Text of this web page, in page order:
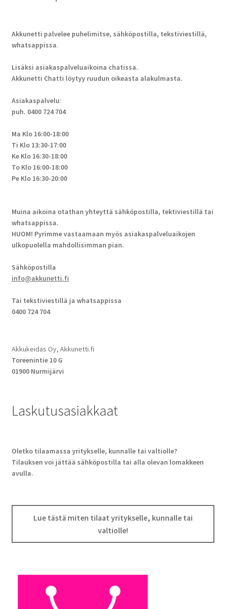
Akkunetti palvelee puhelimitse, sähköpostilla, tekstiviestillä,
whatsappissa.
Lisäksi asiakaspalveluaikoina chatissa.
Akkunetti Chatti löytyy ruudun oikeasta alakulmasta.
Asiakaspalvelu:
puh. 0400 724 704
Ma Klo 16:00-18:00
Ti Klo 13:30-17:00
Ke Klo 16:30-18:00
To Klo 16:00-18:00
Pe Klo 16:30-20:00
Muina aikoina otathan yhteyttä sähköpostilla, tektiviestillä tai
whatsappissa.
HUOM! Pyrimme vastaamaan myös asiakaspalveluaikojen
ulkopuolella mahdollisimman pian.
Sähköpostilla
info@akkunetti.fi
Tai tekstiviestillä ja whatsappissa
0400 724 704
Akkukeidas Oy, Akkunetti.fi
Toreenintie 10 G
01900 Nurmijärvi
Laskutusasiakkaat
Oletko tilaamassa yritykselle, kunnalle tai valtiolle?
Tilauksen voi jättää sähköpostilla tai alla olevan lomakkeen
avulla.
Lue tästä miten tilaat yritykselle, kunnalle tai
valtiolle!